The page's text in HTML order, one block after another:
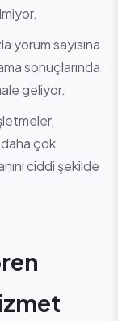
yorum sayısına
sonuçlarında
geliyor.
daha çok
ciddi şekilde